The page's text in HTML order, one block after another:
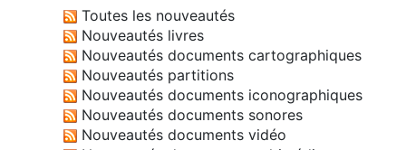
Toutes les nouveautés
Nouveautés livres
Nouveautés documents cartographiques
Nouveautés partitions
Nouveautés documents iconographiques
Nouveautés documents sonores
Nouveautés documents vidéo